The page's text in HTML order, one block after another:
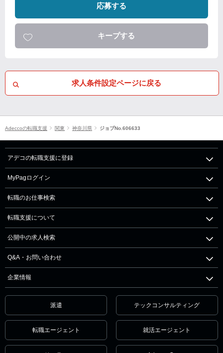
応募する
キープする
求人条件設定ページに戻る
Adeccoの転職支援 関東 神奈川県 ジョブNo.606633
アデコの転職支援に登録
MyPagログイン
転職のお仕事検索
転職支援について
公開中の求人検索
Q&A・お問い合わせ
企業情報
派遣 テックコンサルティング
転職エージェント 就活エージェント